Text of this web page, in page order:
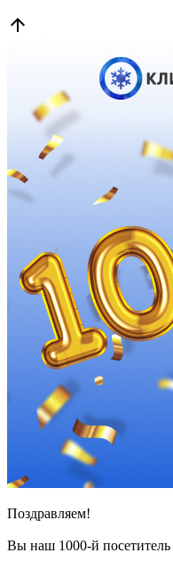
arrow_upward
Поздравляем!
Вы наш 1000-й посетитель